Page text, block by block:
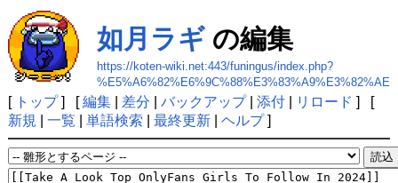
如月ラギの編集
https://koten-wiki.net:443/funingus/index.php?
%E5%A6%82%E6%9C%88%E3%83%A9%E3%82%AE
[ トップ] [編集| 差分 バックアップ| 添付| リロード ] [
新規
一覧 単語検索 最終更新| ヘルプ]